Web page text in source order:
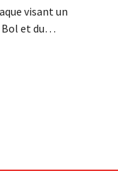
visant un
et du